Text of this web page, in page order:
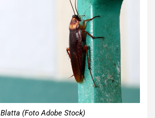
Blatta (Foto Adobe Stock)